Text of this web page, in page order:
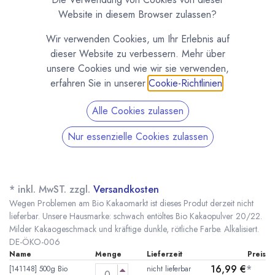
Pures Bio Kakaopulver 20/22 - schwach entölt
* inkl. MwST. zzgl. Versandkosten
Wegen Problemen am Bio Kakaomarkt ist dieses Produt derzeit nicht
lieferbar. Unsere Hausmarke: schwach entöltes Bio Kakaopulver 20/22.
Milder Kakaogeschmack und kräftige dunkle, rötliche Farbe. Alkalisiert.
DE-ÖKO-006
Name Menge Lieferzeit
Preis
[141148] 500g Bio
nicht lieferbar 16,99 €*
Website in diesem Browser zulassen?
Wir verwenden Cookies, um Ihr Erlebnis auf
dieser Website zu verbessern. Mehr über
unsere Cookies und wie wir sie verwenden,
erfahren Sie in unserer Cookie-Richtlinien
Alle Cookies zulassen
Nur essenzielle Cookies zulassen